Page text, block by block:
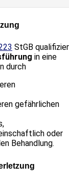
StGB
in eine
durch
gefährlichen
oder
Behandlung.